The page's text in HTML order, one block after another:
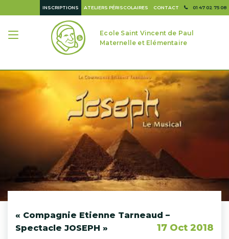
01 47 02 75 08
CONTACT
ATELIERS PÉRISCOLAIRES
INSCRIPTIONS
Ecole Saint Vincent de Paul
Maternelle et Elémentaire
« Compagnie Etienne Tarneaud –
Spectacle JOSEPH »
17 Oct 2018